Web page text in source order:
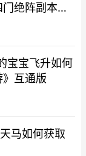
绝阵副本攻
宝宝飞升如何
》互通版
马如何获取